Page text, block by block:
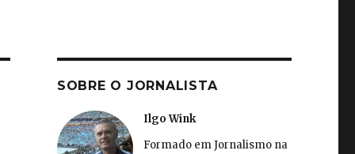
SOBRE O JORNALISTA
Ilgo Wink
Formado em Jornalismo na